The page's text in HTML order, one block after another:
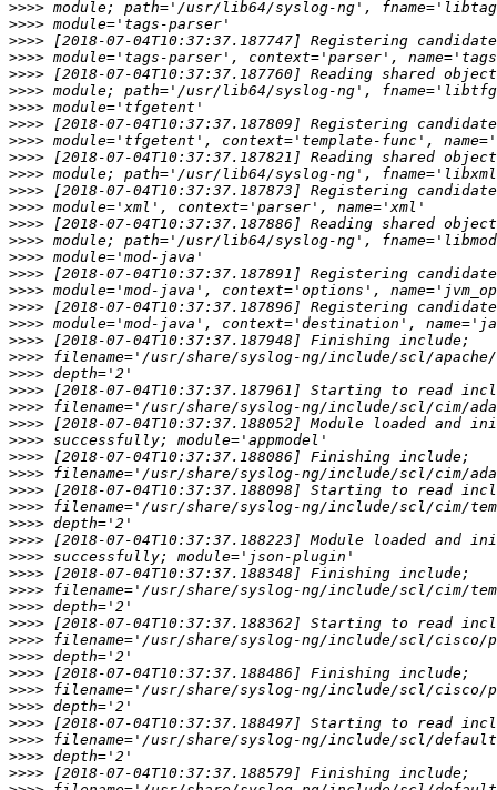
>>>>
>>>>
>>>>
>>>>
>>>>
>>>>
>>>>
>>>>
>>>>
>>>>
>>>>
>>>>
>>>>
>>>>
>>>>
>>>>
>>>>
>>>>
>>>>
>>>>
>>>>
>>>>
>>>>
>>>>
>>>>
>>>>
>>>>
>>>>
>>>>
>>>>
>>>>
>>>>
>>>>
>>>>
>>>>
>>>>
>>>>
>>>>
>>>>
>>>>
>>>>
>>>>
>>>>
>>>>
>>>>
>>>>
>>>>